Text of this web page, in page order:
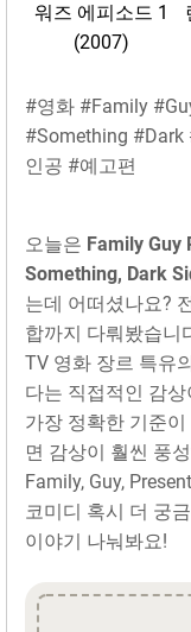
워즈 에피소드 1
(2007)
#영화 #Family
#Something
인공 #예고편
오늘은 Family
Something, Dark
는데 어떠셨나요?
합까지 다뤄봤습니
TV 영화 장르 특유
다는 직접적인 감상
가장 정확한 기준이
면 감상이 훨씬 풍
Family, Guy,
코미디 혹시 더 궁
이야기 나눠봐요!